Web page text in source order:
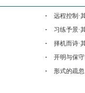
远程控制·
习练予景·
择机而诗·
开明与保守
形式的疏忽